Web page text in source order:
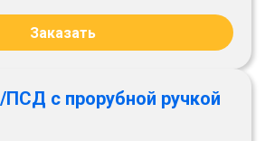
Заказать
с прорубной ручкой